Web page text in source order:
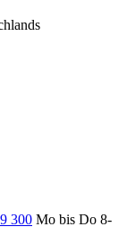
300 Mo bis Do 8-